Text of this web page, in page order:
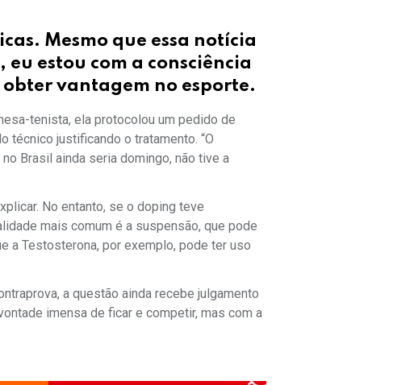
Mesmo que essa notícia
estou com a consciência
vantagem no esporte.
tenista, ela protocolou um pedido de
técnico justificando o tratamento. “O
Brasil ainda seria domingo, não tive a
No entanto, se o doping teve
mais comum é a suspensão, que pode
a Testosterona, por exemplo, pode ter uso
a questão ainda recebe julgamento
imensa de ficar e competir, mas com a